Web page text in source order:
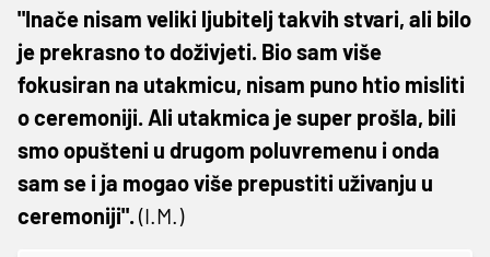
"Inače nisam veliki ljubitelj takvih stvari, ali bilo
je prekrasno to doživjeti. Bio sam više
fokusiran na utakmicu, nisam puno htio misliti
o ceremoniji. Ali utakmica je super prošla, bili
smo opušteni u drugom poluvremenu i onda
sam se i ja mogao više prepustiti uživanju u
ceremoniji". (I.M.)